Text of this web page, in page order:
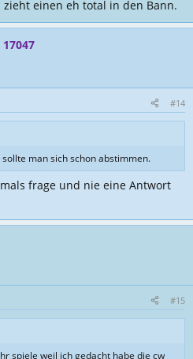
einen eh total in den Bann.
#14
man sich schon abstimmen.
frage und nie eine Antwort
#15
spiele weil ich gedacht habe die cw